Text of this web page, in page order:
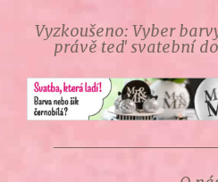
Vyzkoušeno: Vyber
právě teď svatební